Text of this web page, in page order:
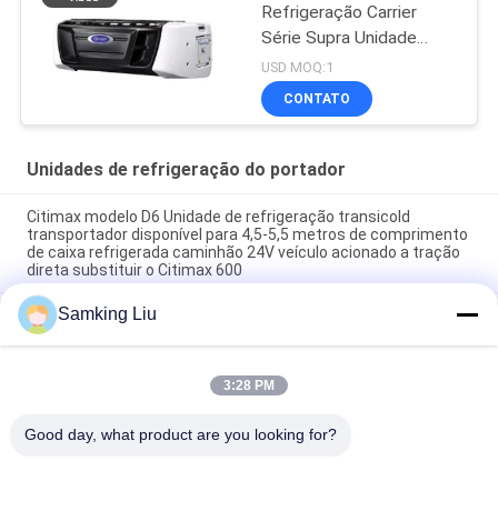
Refrigeração Carrier
Série Supra Unidade
Refrigerada com Alto
Desempenho de
Refrigeração 12000
USD MOQ:1
CONTATO
Unidades de refrigeração do portador
Citimax modelo D6 Unidade de refrigeração transicold
transportador disponível para 4,5-5,5 metros de comprimento
de caixa refrigerada caminhão 24V veículo acionado a tração
direta substituir o Citimax 600
Carrier transicold Citimax D7 modelo disponível para caminhão
com baú refrigerado de 5-6 metros de comprimento 24V
oasis 250 Unidade de refrigeração transicold Carrier disponível
para caminhão de caixas frigoríficas de 5-6 metros em 40-50
Samking Liu
3:28 PM
Good day, what product are you looking for?